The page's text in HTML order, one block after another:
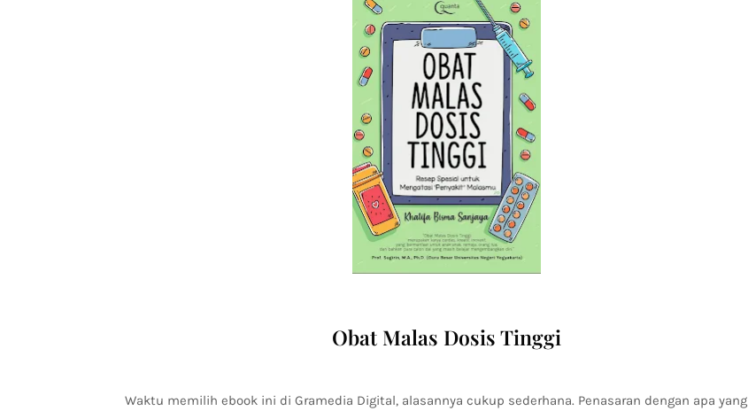
Obat Malas Dosis Tinggi
Waktu memilih ebook ini di Gramedia Digital, alasannya cukup sederhana. Penasaran dengan apa yang